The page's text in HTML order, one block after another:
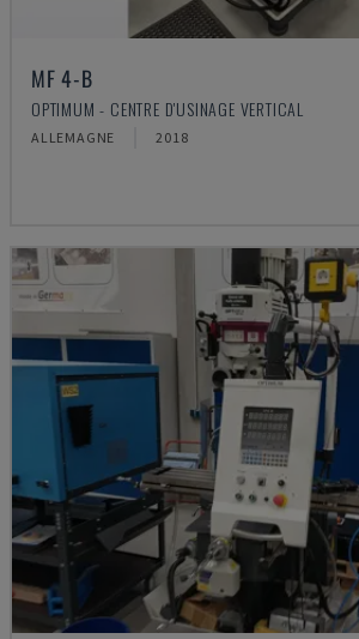
MF 4-B
OPTIMUM - CENTRE D'USINAGE VERTICAL
ALLEMAGNE 2018